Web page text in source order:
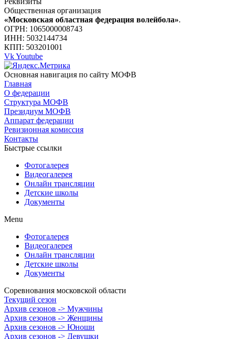
Общественная организация
«Московская областная федерация волейбола».
ОГРН: 1065000008743
ИНН: 5032144734
КПП: 503201001
VkYoutube
Основная навигация по сайту МОФВ
Главная
О федерации
Структура МОФВ
Президиум МОФВ
Аппарат федерации
Ревизионная комиссия
Контакты
Быстрые ссылки
Фотогалерея
Видеогалерея
Онлайн трансляции
Детские школы
Документы
Menu
Фотогалерея
Видеогалерея
Онлайн трансляции
Детские школы
Документы
Соревнования московской области
Текущий сезон
Архив сезонов -> Мужчины
Архив сезонов -> Женщины
Архив сезонов -> Юноши
Архив сезонов -> Девушки